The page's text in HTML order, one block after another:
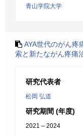
青山学院大学
AYA世代のがん疼
索と新たながん疼痛
研究代表者
松岡 弘道
研究期間 (年度)
2021 – 2024